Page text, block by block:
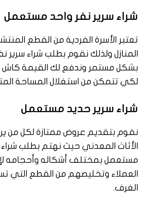
شراء سرير نفر واحد مستعمل
تعتبر الأسرة الفردية من القطع
المنازل ولذلك نقوم بطلب شراء
بشكل مستمر وندفع لك القيمة
لكي تتمكن من استغلال المساحة
شراء سرير حديد مستعمل
نقوم بتقديم عروض ممتازة لكل من
الأثاث المعدني حيث نهتم بطلب
مستعمل بمختلف أشكاله وأحجامه
العملاء وتخليصهم من القطع
الغرف.